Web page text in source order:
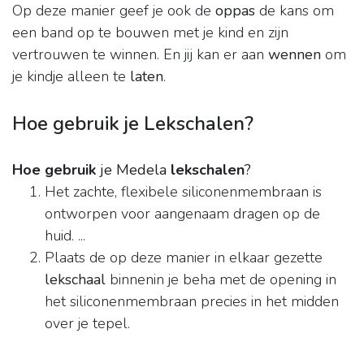
Op deze manier geef je ook de oppas de kans om
een band op te bouwen met je kind en zijn
vertrouwen te winnen. En jij kan er aan wennen om
je kindje alleen te laten.
Hoe gebruik je Lekschalen?
Hoe gebruik je Medela lekschalen?
Het zachte, flexibele siliconenmembraan is
ontworpen voor aangenaam dragen op de
huid. ...
Plaats de op deze manier in elkaar gezette
lekschaal binnenin je beha met de opening in
het siliconenmembraan precies in het midden
over je tepel.